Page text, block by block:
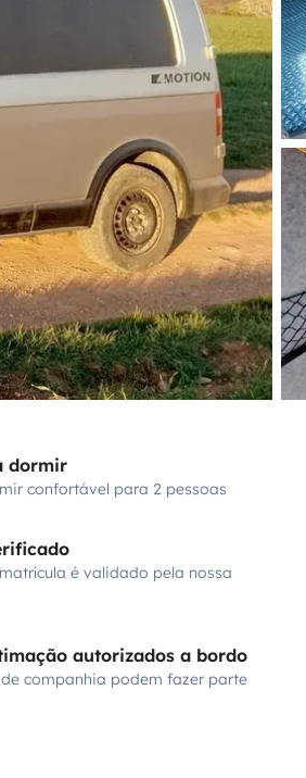
dormir
confortável para 2 pessoas
é validado pela nossa
autorizados a bordo
companhia podem fazer parte